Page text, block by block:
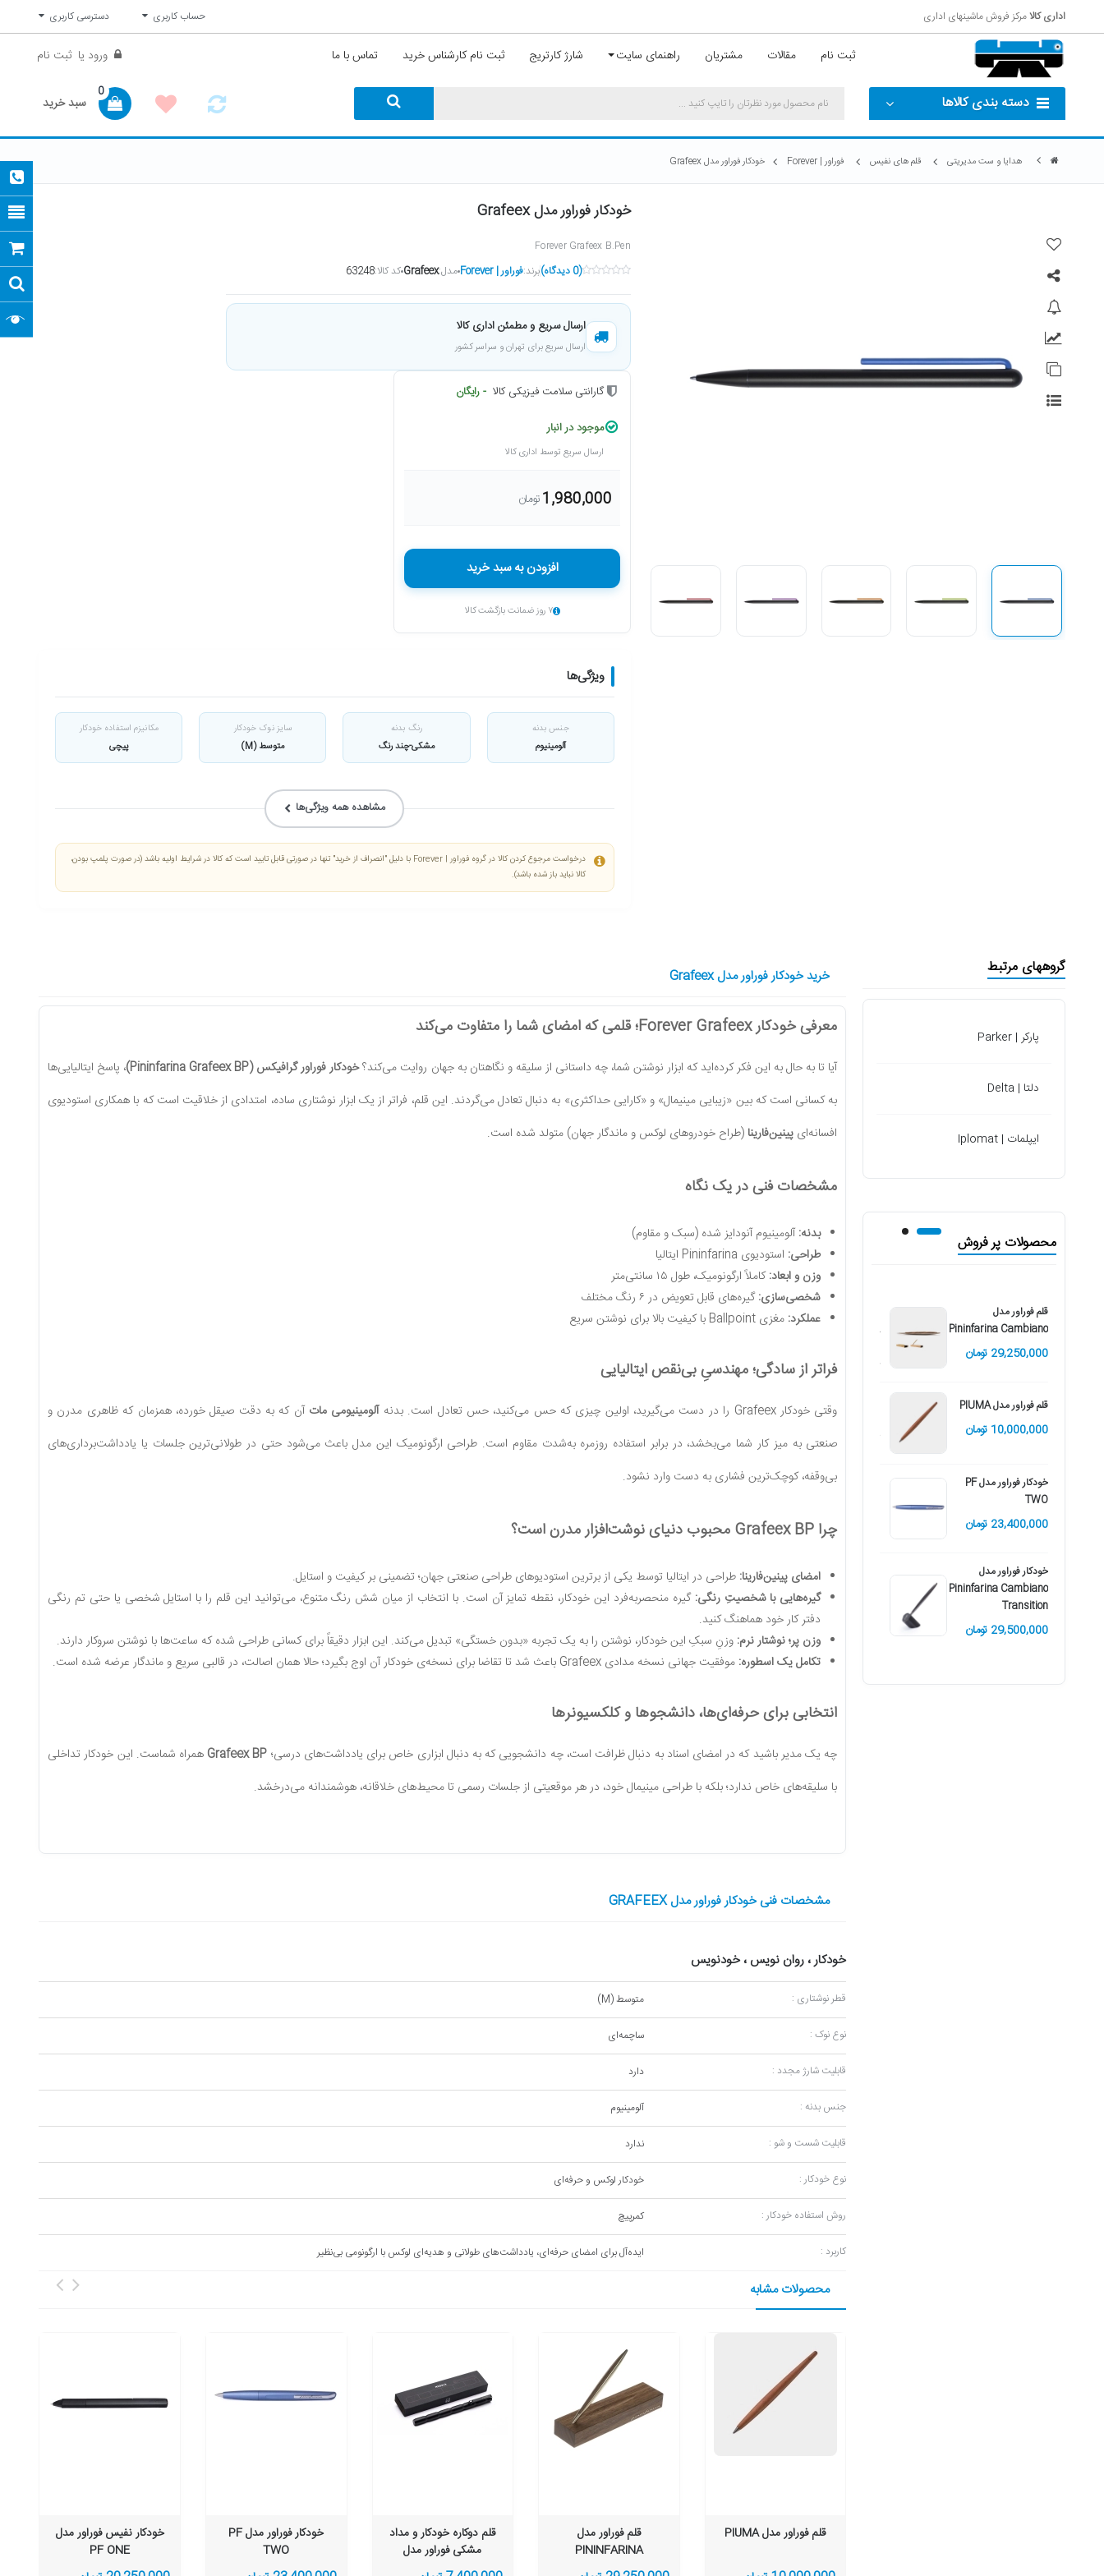
اداری کالامرکز فروش ماشینهای اداری حساب کاربری دسترسی کاربری
ثبت نام مقالات مشتریان راهنمای سایت شارژ کارتریج ثبت نام کارشناس خرید تماس با ما ورود یا ثبت نام
دسته بندی کالاها سبد خرید
0
هدایا و ست مدیریتی قلم های نفیس فوراور | Forever خودکار فوراور مدل Grafeex
خودکار فوراور مدل Grafeex
Forever Grafeex B.Pen
(0 دیدگاه) برند:فوراور | Forever مدل:Grafeexکد کالا:63248
ارسال سریع و مطمئن اداری کالا
ارسال سریع برای تهران و سراسر کشور
گارانتی سلامت فیزیکی کالا - رایگان
موجود در انبار
ارسال سریع توسط اداری کالا
1,980,000تومان
افزودن به سبد خرید
۷ روز ضمانت بازگشت کالا
ویژگی‌ها
جنس بدنه
آلومینیوم
رنگ بدنه
مشکی-چند رنگ
سایز نوک خودکار
متوسط (M)
مکانیزم استفاده خودکار
پیچی
مشاهده همه ویژگی‌ها
درخواست مرجوع کردن کالا در گروه فوراور | Forever با دلیل "انصراف از خرید" تنها در صورتی قابل تایید است که کالا در شرایط اولیه باشد (در صورت پلمپ بودن،
کالا نباید باز شده باشد).
گروههای مرتبط
پارکر | Parker
دلتا | Delta
ایپلمات | Iplomat
محصولات پر فروش
قلم فوراور مدل
Pininfarina Cambiano
29,250,000 تومان
قلم فوراور مدل PIUMA
10,000,000 تومان
خودکار فوراور مدل PF
TWO
23,400,000 تومان
خودکار فوراور مدل
Pininfarina Cambiano
Transition
29,500,000 تومان
قلم فوراور مدل
27,900,000 تومان
خرید خودکار فوراور مدل Grafeex
معرفی خودکار Forever Grafeex؛ قلمی که امضای شما را متفاوت می‌کند
آیا تا به حال به این فکر کرده‌اید که ابزار نوشتن شما، چه داستانی از سلیقه و نگاهتان به جهان روایت می‌کند؟خودکار فوراور گرافیکس (Pininfarina Grafeex BP)
، پاسخ ایتالیایی‌ها
به کسانی است که بین «زیبایی مینیمال» و «کارایی حداکثری» به دنبال تعادل می‌گردند. این قلم، فراتر از یک ابزار نوشتاری ساده، امتدادی از خلاقیت است که با همکاری استودیوی
افسانه‌ای پینین‌فارینا (طراح خودروهای لوکس و ماندگار جهان) متولد شده است.
مشخصات فنی در یک نگاه
بدنه: آلومینیوم آنودایز شده (سبک و مقاوم)
طراحی: استودیوی Pininfarina ایتالیا
وزن و ابعاد: کاملاً ارگونومیک، طول ۱۵ سانتی‌متر
شخصی‌سازی:گیره‌های قابل تعویض در ۶ رنگ مختلف
عملکرد: مغزی Ballpoint با کیفیت بالا برای نوشتن سریع
فراتر از سادگی؛ مهندسیِ بی‌نقص ایتالیایی
وقتی خودکار Grafeex را در دست می‌گیرید، اولین چیزی که حس می‌کنید، حس تعادل است. بدنه آلومینیومی مات آن که به دقت صیقل خورده، همزمان که ظاهری مدرن و
صنعتی به میز کار شما می‌بخشد، در برابر استفاده روزمره به‌شدت مقاوم است. طراحی ارگونومیک این مدل باعث می‌شود حتی در طولانی‌ترین جلسات یا یادداشت‌برداری‌های
بی‌وقفه، کوچک‌ترین فشاری به دست وارد نشود.
چرا Grafeex BP محبوب دنیای نوشت‌افزار مدرن است؟
امضای پینین‌فارینا: طراحی در ایتالیا توسط یکی از برترین استودیوهای طراحی صنعتی جهان؛ تضمینی بر کیفیت و استایل.
گیره‌هایی با شخصیتِ رنگی: گیره منحصر‌به‌فرد این خودکار، نقطه تمایز آن است. با انتخاب از میان شش رنگ متنوع، می‌توانید این قلم را با استایل شخصی یا حتی تم رنگی
دفتر کار خود هماهنگ کنید.
وزن پر؛ نوشتار نرم: وزنِ سبکِ این خودکار، نوشتن را به یک تجربه «بدون خستگی» تبدیل می‌کند. این ابزار دقیقاً برای کسانی طراحی شده که ساعت‌ها با نوشتن سروکار دارند.
تکامل یک اسطوره: موفقیت جهانی نسخه مدادی Grafeex باعث شد تا تقاضا برای نسخه‌ی خودکار آن اوج بگیرد؛ حالا همان اصالت، در قالبی سریع و ماندگار عرضه شده است.
انتخابی برای حرفه‌ای‌ها، دانشجوها و کلکسیونرها
چه یک مدیر باشید که در امضای اسناد به دنبال ظرافت است، چه دانشجویی که به دنبال ابزاری خاص برای یادداشت‌های درسی؛ Grafeex BP همراه شماست. این خودکار تداخلی
با سلیقه‌های خاص ندارد؛ بلکه با طراحی مینیمال خود، در هر موقعیتی از جلسات رسمی تا محیط‌های خلاقانه، هوشمندانه می‌درخشد.
مشخصات فنی خودکار فوراور مدل GRAFEEX
خودکار ، روان نویس ، خودنویس
قطر نوشتاری : متوسط (M)
نوع نوک : ساچمه‌ای
قابلیت شارژ مجدد : دارد
جنس بدنه : آلومینیوم
قابلیت شست و شو : ندارد
نوع خودکار : خودکار لوکس و حرفه‌ای
روش استفاده خودکار : کمرپیچ
کاربرد : ایده‌آل برای امضای حرفه‌ای، یادداشت‌های طولانی و هدیه‌ای لوکس با ارگونومی بی‌نظیر
محصولات مشابه
قلم فوراور مدل PIUMA
قلم فوراور مدل
PININFARINA
CAMBIANO با روکش
قلم دوکاره خودکار و مداد
مشکی فوراور مدل
Modula
خودکار فوراور مدل PF
TWO
خودکار نفیس فوراور مدل
PF ONE